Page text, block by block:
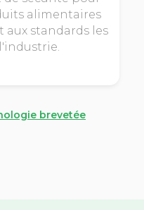
alimentaires
standards les
brevetée